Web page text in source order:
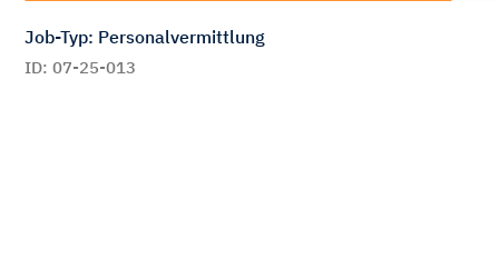
Job-Typ: Personalvermittlung
ID: 07-25-013